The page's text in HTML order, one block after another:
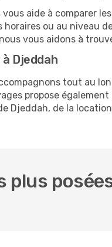
aide à comparer
ou au niveau
vous aidons à
Djeddah
tout au
propose
Djeddah, de la
plus